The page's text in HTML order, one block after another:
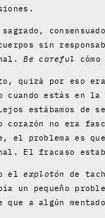
sin
Be careful
por eso
estás en
de
corazón no era
es que
El fracaso
elexplotón
de
un pequeño
que a algún